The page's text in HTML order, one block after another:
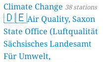
Climate Change 38 stations
🇩🇪Air Quality, Saxon
State Office (Luftqualität
Sächsisches Landesamt
Für Umwelt,